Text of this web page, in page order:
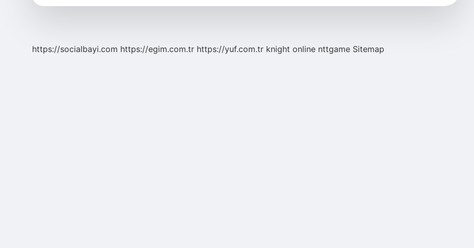
https://socialbayi.com https://egim.com.tr https://yuf.com.tr knight online nttgame Sitemap